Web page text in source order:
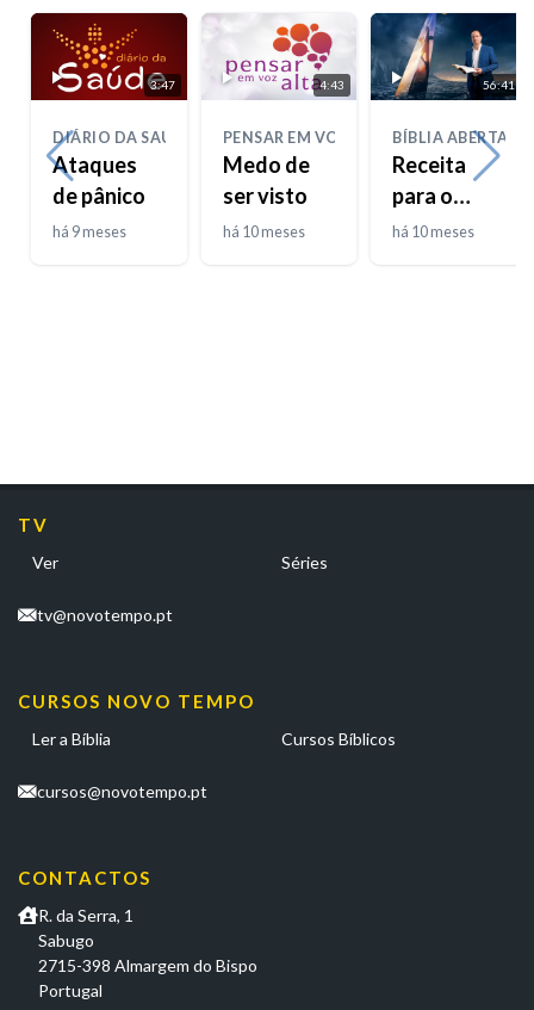
3:47
DIÁRIO DA SAÚDE
Ataques
de pânico
há 9 meses
4:43
PENSAR EM VOZ ALTA
Medo de
ser visto
há 10 meses
56:41
BÍBLIA ABERTA
Receita
para o
Sucesso
há 10 meses
TV
Ver Séries
tv@novotempo.pt
CURSOS NOVO TEMPO
Ler a Bíblia Cursos Bíblicos
cursos@novotempo.pt
CONTACTOS
R. da Serra, 1
Sabugo
2715-398 Almargem do Bispo
Portugal